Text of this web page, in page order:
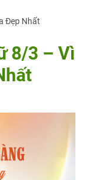
Đẹp Nhất
8/3 – Vì